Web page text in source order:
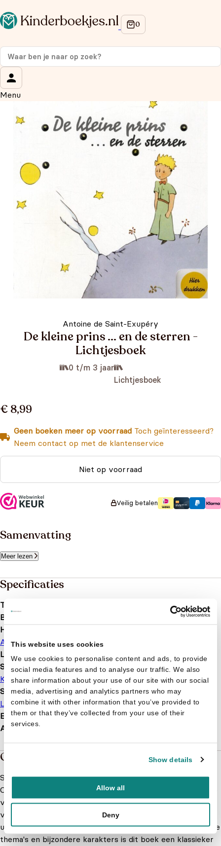
This website uses cookies
We use cookies to personalise content and ads, to provide
social media features and to analyse our traffic. We also
share information about your use of our site with our social
media, advertising and analytics partners who may
combine it with other information that you’ve provided to
them or that they’ve collected from your use of their
services.
Show details
Allow all
Deny
Menu
Antoine de Saint-Exupéry
De kleine prins ... en de sterren -
Lichtjesboek
0 t/m 3 jaar
Lichtjesboek
€ 8,99
Geen boeken meer op voorraad Toch geïnteresseerd?
Neem contact op met de klantenservice
Niet op voorraad
Veilig betalen
Samenvatting
Meer lezen
Specificaties
Taal
Bindwijze
Hoofdauteur
Antoine de Saint-Exupéry
Leeftijd
0 t/m 3 jaar
Serie of karakter
Kleine prins
Soort boek
Lichtjesboek
EAN9781472312495
Afmetingen
Over de boeken van Kleine prins
Stap binnen in de magische wereld van de Kleine Prins!
Ontdek de avonturen van de Kleine Prins en zijn bijzondere
vrienden in deze prachtige kinderboeken. Dit tijdloze
verhaal neemt jonge lezers mee op reis door een
universum vol poëzie en verwondering. Met zijn diepgaande
thema's en bijzondere karakters is dit boek een klassieker
Op de hoogte blijven van onze acties?
Meld je aan voor onze nieuwsbrief en ontvang
korting
Wat is je voornaam?
Wat is je e-mailadres?
We gebruiken je gegevens om contact op te nemen,
in overeenstemming met ons
privacybeleid.